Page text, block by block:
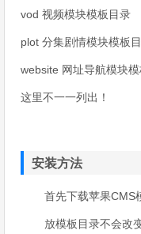
vod 视频模块模板目录
plot 分集剧情模块模板
website 网址导航模块
这里不一一列出！
安装方法
首先下载苹果CMS
放模板目录不会改